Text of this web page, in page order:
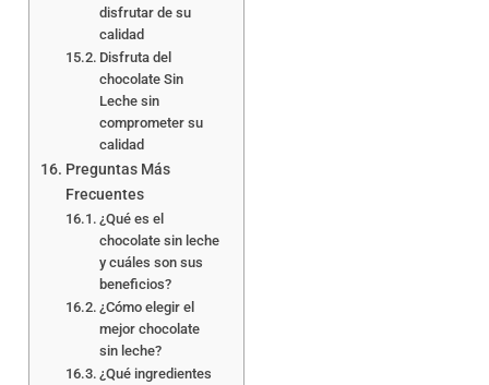
disfrutar de su
calidad
Disfruta del
chocolate Sin
Leche sin
comprometer su
calidad
Preguntas Más
Frecuentes
¿Qué es el
chocolate sin leche
y cuáles son sus
beneficios?
¿Cómo elegir el
mejor chocolate
sin leche?
¿Qué ingredientes